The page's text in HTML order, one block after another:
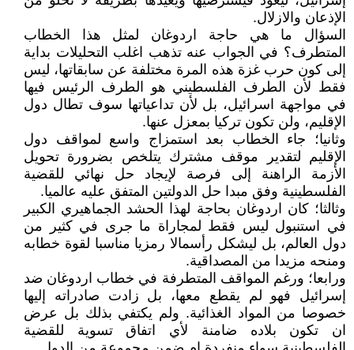
الإذعان والازلال.
السؤال ما هي حاجة اردوغان لمثل هذا الخطاب
المتطرف؟ في الجواب عنه تذهب اغلب التحليلات بداية
إلى كون حرب غزة هذه المرة مختلفة عن سابقاتها، ليس
فقط لأن الطرف الفلسطيني هو الطرف الرئيس فيها
في مواجهة اسرائيل، بل لأن تداعياتها سوف تطال دول
الإقليم، ولن تكون تركيا بمعزل عنها.
وثانيا؛ جاء الخطاب بعد استمزاج واسع لمواقف دول
الإقليم لتقدير موقف مشترك يتلخص بضرورة تحويل
الأزمة الراهنة إلى فرصة لإيجاد حل نهائي للقضية
الفلسطينية وفق مبدا حل الدولتين المتفق عليه عالميا.
وثالثا؛ كان اردوغان بحاجة لهذا الحشد الجماهيري الكبير
في استنبول ليس فقط لمجاراة ما جرى في كثير من
دول العالم، بل ليشكل رأسمالا رمزيا مناسبا لقوة خطابه
ومنحه مزيدا من المصداقية.
ورابعا؛ ورغم المواقف المتطرفة في خطاب اردوغان ضد
إسرائيل فهو لم يقطع معها، بل زادت صادراته إليها
خصوصا من المواد الغذائية. ولم يكتفي بذلك بل عرض
ان تكون بلاده ضامنة لأي اتفاق تسوية للقضية